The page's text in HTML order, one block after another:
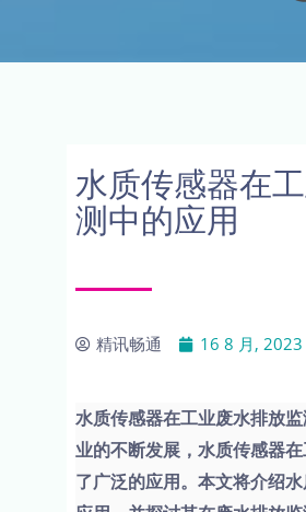
水质传感器在
测中的应用
精讯畅通 16 8 月, 2023
水质传感器在工业废水排放
业的不断发展，水质传感器
了广泛的应用。本文将介绍